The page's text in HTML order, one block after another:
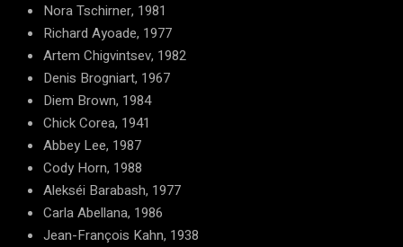
Nora Tschirner, 1981
Richard Ayoade, 1977
Artem Chigvintsev, 1982
Denis Brogniart, 1967
Diem Brown, 1984
Chick Corea, 1941
Abbey Lee, 1987
Cody Horn, 1988
Alekséi Barabash, 1977
Carla Abellana, 1986
Jean-François Kahn, 1938